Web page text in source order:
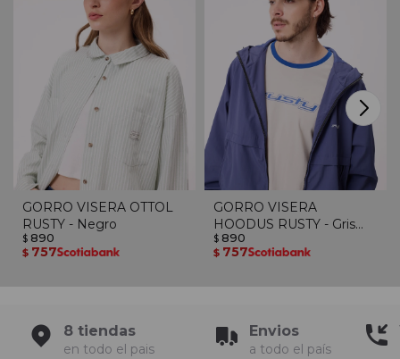
GORRO VISERA OTTOL
RUSTY - Negro
$ 890
$ 757
GORRO VISERA
HOODUS RUSTY - Gris
Oscuro
$ 890
$ 757
8 tiendas
en todo el pais
Envios
a todo el país